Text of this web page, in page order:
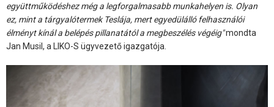
együttműködéshez még a legforgalmasabb munkahelyen is. Olyan
ez, mint a tárgyalótermek Teslája, mert egyedülálló felhasználói
élményt kínál a belépés pillanatától a megbeszélés végéig"mondta
Jan Musil, a LIKO-S ügyvezető igazgatója.